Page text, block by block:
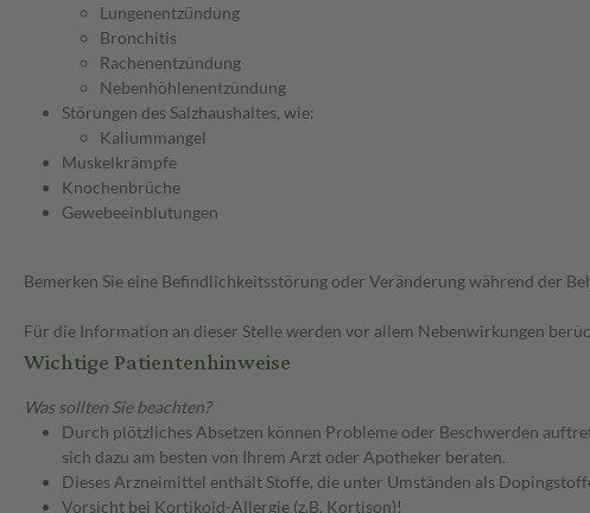
Lungenentzündung
Bronchitis
Rachenentzündung
Nebenhöhlenentzündung
Störungen des Salzhaushaltes, wie:
Kaliummangel
Muskelkrämpfe
Knochenbrüche
Gewebeeinblutungen
Bemerken Sie eine Befindlichkeitsstörung oder Veränderung während der
Für die Information an dieser Stelle werden vor allem Nebenwirkungen
Wichtige Patientenhinweise
Was sollten Sie beachten?
Durch plötzliches Absetzen können Probleme oder Beschwerden
sich dazu am besten von Ihrem Arzt oder Apotheker beraten.
Dieses Arzneimittel enthält Stoffe, die unter Umständen als
Vorsicht bei Kortikoid-Allergie (z.B. Kortison)!